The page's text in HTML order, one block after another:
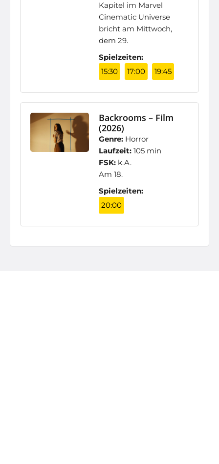
Kapitel im Marvel
Cinematic Universe
bricht am Mittwoch,
dem 29.
Spielzeiten:
15:30
17:00 19:45
Backrooms – Film
(2026)
Genre: Horror
Laufzeit: 105 min
FSK: k.A.
Am 18.
Spielzeiten:
20:00